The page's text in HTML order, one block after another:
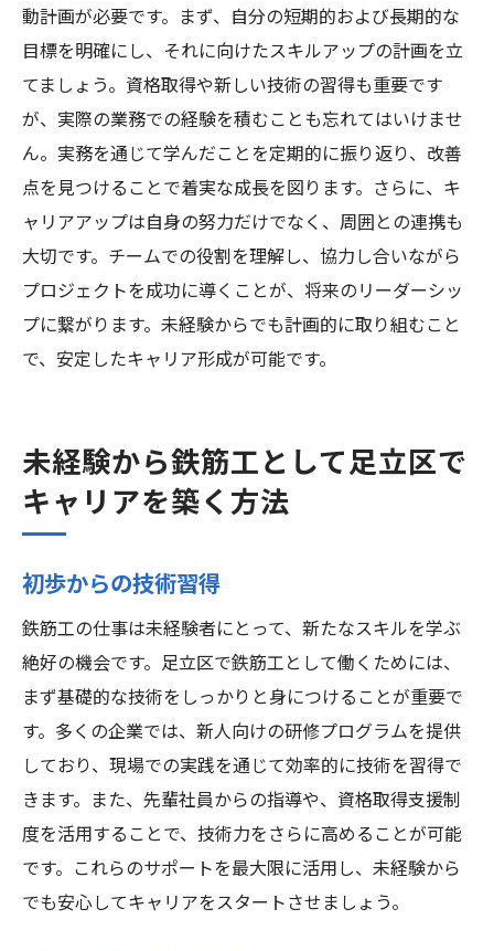
動計画が必要です。まず、自分の短期的および長期的な
目標を明確にし、それに向けたスキルアップの計画を立
てましょう。資格取得や新しい技術の習得も重要です
が、実際の業務での経験を積むことも忘れてはいけませ
ん。実務を通じて学んだことを定期的に振り返り、改善
点を見つけることで着実な成長を図ります。さらに、キ
ャリアアップは自身の努力だけでなく、周囲との連携も
大切です。チームでの役割を理解し、協力し合いながら
プロジェクトを成功に導くことが、将来のリーダーシッ
プに繋がります。未経験からでも計画的に取り組むこと
で、安定したキャリア形成が可能です。
未経験から鉄筋工として足立区で
キャリアを築く方法
初歩からの技術習得
鉄筋工の仕事は未経験者にとって、新たなスキルを学ぶ
絶好の機会です。足立区で鉄筋工として働くためには、
まず基礎的な技術をしっかりと身につけることが重要で
す。多くの企業では、新人向けの研修プログラムを提供
しており、現場での実践を通じて効率的に技術を習得で
きます。また、先輩社員からの指導や、資格取得支援制
度を活用することで、技術力をさらに高めることが可能
です。これらのサポートを最大限に活用し、未経験から
でも安心してキャリアをスタートさせましょう。